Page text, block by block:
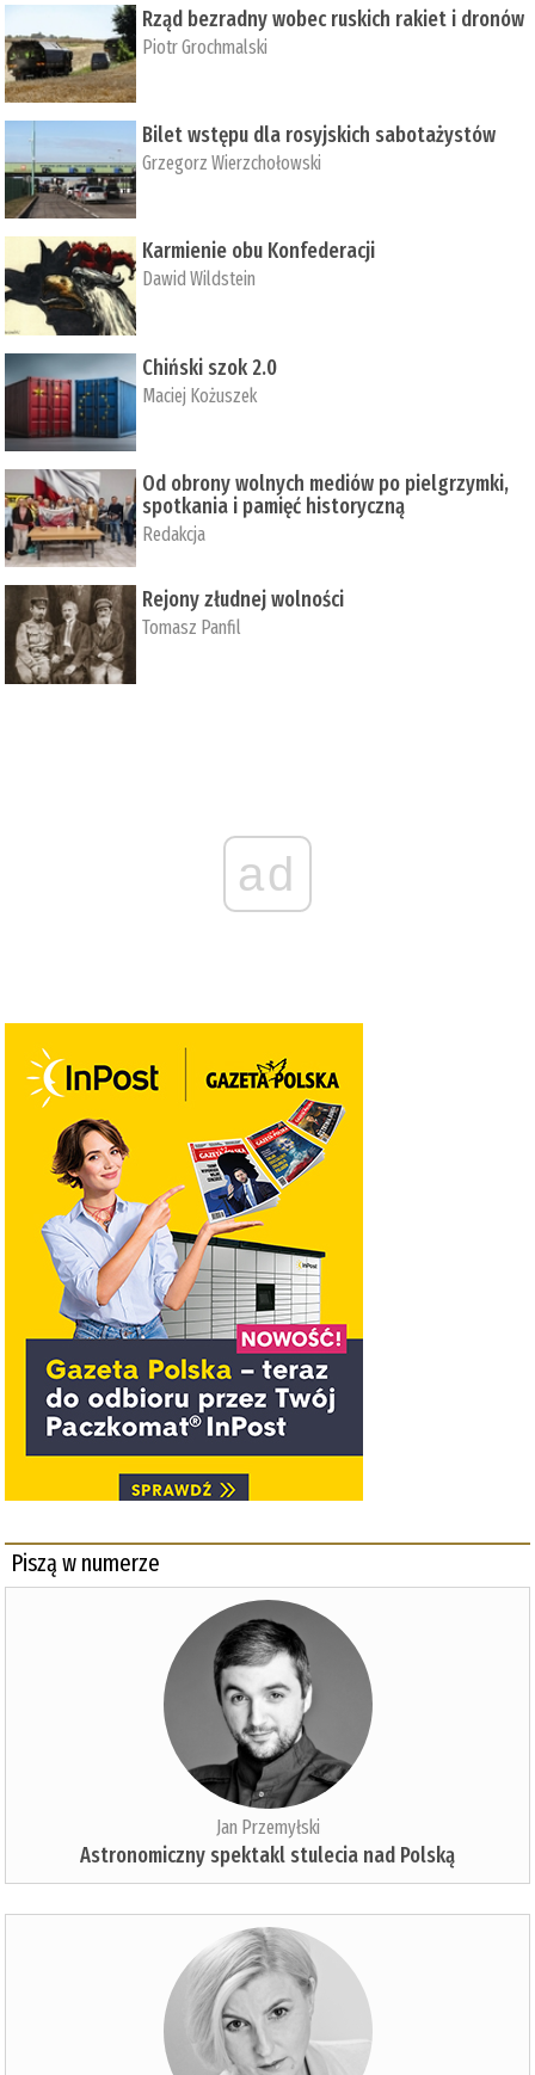
Rząd bezradny wobec ruskich rakiet i dronów
Piotr Grochmalski
Bilet wstępu dla rosyjskich sabotażystów
Grzegorz Wierzchołowski
Karmienie obu Konfederacji
Dawid Wildstein
Chiński szok 2.0
Maciej Kożuszek
Od obrony wolnych mediów po pielgrzymki,
spotkania i pamięć historyczną
Redakcja
Rejony złudnej wolności
Tomasz Panfil
ad
Piszą w numerze
Jan Przemyłski
Astronomiczny spektakl stulecia nad Polską